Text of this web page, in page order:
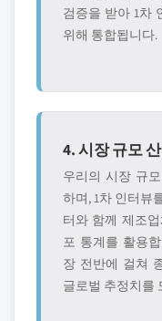
검증을 받아 1차
위해 통합됩니다.
4. 시장 규모
우리의 시장 규
하며, 1차 인터뷰
터와 함께 제조
포 통계를 활용
장 전반에 걸쳐
글로벌 추정치를